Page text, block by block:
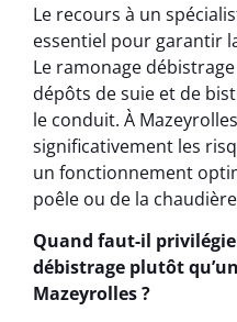
Le recours à un
essentiel pour garantir
Le ramonage
dépôts de suie et de
le conduit. À
significativement les
un fonctionnement
poêle ou de la
Quand faut-il
débistrage plutôt
Mazeyrolles ?